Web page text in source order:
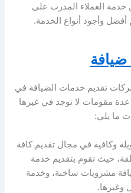
العملاء المدرب على
وأجود أنواع الخدمة.
تقديم خدمات الضيافة في
عدة مقومات لا توجد في غيرها
ما يلي:
وكافية في مجال تقديم كافة
حيث تقوم بتقديم خدمة
مشروبات ساخنة، وخدمة
وغيرها.